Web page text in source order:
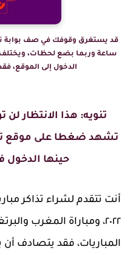
ساعة وربما بضع لحظات،
الدخول إلى الموقع،
تنويه: هذا الانتظار لن
تشهد ضغطا على موقع
حينها
أنت تتقدم لشراء تذاكر
٢٠٢٢، ومباراة المغرب
المباريات، فقد يتصادف